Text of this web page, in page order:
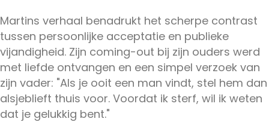
Martins verhaal benadrukt het scherpe contrast
tussen persoonlijke acceptatie en publieke
vijandigheid. Zijn coming-out bij zijn ouders werd
met liefde ontvangen en een simpel verzoek van
zijn vader: "Als je ooit een man vindt, stel hem dan
alsjeblieft thuis voor. Voordat ik sterf, wil ik weten
dat je gelukkig bent."